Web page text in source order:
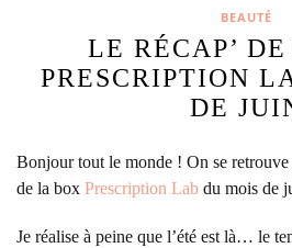
BEAUTÉ
LE RÉCAP’
PRESCRIPTION
DE
Bonjour tout le monde ! On se retrouve
de la box Prescription Lab du mois de
Je réalise à peine que l’été est là… le